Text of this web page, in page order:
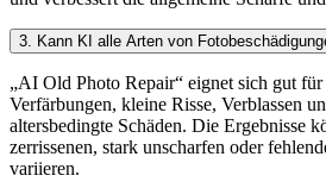
3 Kann KI alle Arten von
„AI Old Photo Repair“ eignet sich gut
Verfärbungen, kleine Risse, Verblassen
altersbedingte Schäden. Die Ergebnisse
zerrissenen, stark unscharfen oder
variieren.